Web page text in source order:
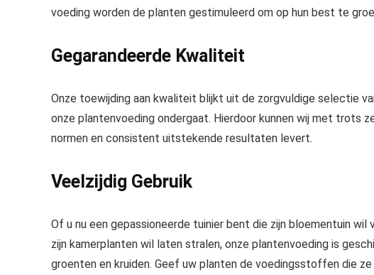
voeding worden de planten gestimuleerd om op hun best te
Gegarandeerde Kwaliteit
Onze toewijding aan kwaliteit blijkt uit de zorgvuldige selectie
onze plantenvoeding ondergaat. Hierdoor kunnen wij met trots
normen en consistent uitstekende resultaten levert.
Veelzijdig Gebruik
Of u nu een gepassioneerde tuinier bent die zijn bloementuin
zijn kamerplanten wil laten stralen, onze plantenvoeding is
groenten en kruiden. Geef uw planten de voedingsstoffen die